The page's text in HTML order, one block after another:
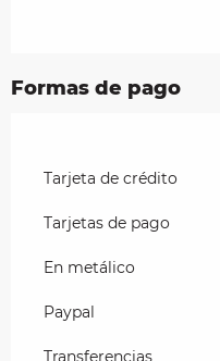
Formas de pago
Tarjeta de crédito
Tarjetas de pago
En metálico
Paypal
Transferencias